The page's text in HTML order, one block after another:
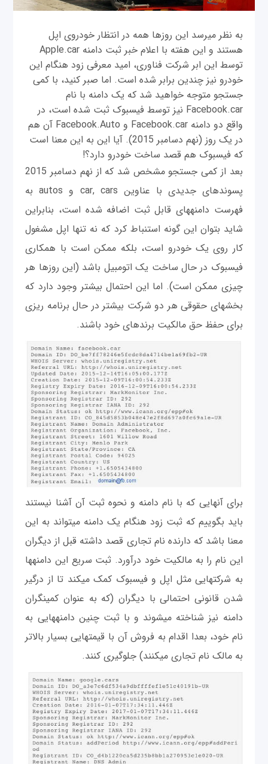
به نظر می‎رسد این روزها همه در انتظار خودروی اپل
هستند و این هفته با اعلام خبر ثبت دامنه Apple.car
توسط این ابر شرکت فناوری، امید معرفی زود هنگام این
جستجو متوجه خواهید شد که یک دامنه با نام
Facebook.car نیز توسط فیسبوک ثبت شده است، در
واقع دو دامنه Facebook.car و Facebook.Auto آن هم
در یک روز (نهم دسامبر 2015). آیا این به این معنا است
که فیسبوک هم قصد ساخت خودرو دارد؟!
بعد از کمی جستجو مشخص شد که از نهم دسامبر 2015
پسوندهای جدیدی با عناوین car, cars و autos به
فهرست دامنه‎های قابل ثبت اضافه شده است، بنابراین
شاید بتوان این گونه استنباط کرد که نه تنها اپل مشغول
كار روی یک خودرو است، بلکه ممکن است با همکاری
فیسبوک در حال ساخت یک اتومبیل باشد (این روزها هر
چیزی ممکن است). اما این احتمال بیشتر وجود دارد که
بخش‎های حقوقی هر دو شركت بیشتر در حال برنامه ریزی
برای حفظ حق مالکیت برندهای خود باشند.
برای آنهایی که با نام دامنه و نحوه ثبت آن آشنا نیستند
باید بگوییم که ثبت زود هنگام یک دامنه می‎تواند به این
معنا باشد که دارنده نام تجاری قصد داشته قبل از دیگران
این نام را به مالکیت خود درآورد. ثبت سریع این دامنه‎ها
به شرکت‎هایی مثل اپل و فیسبوک کمک می‎کند تا از درگیر
شدن قانونی احتمالی با دیگران (که به عنوان کمین‎گران
دامنه نیز شناخته مي‎شوند و با ثبت چنین دامنه‎هایی به
نام خود، بعدا اقدام به فروش آن با قیمت‎هایی بسیار بالاتر
به مالک نام تجاری می‎کنند) جلوگیری کنند.